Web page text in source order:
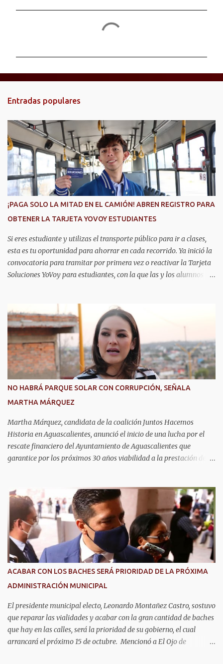
n
t
r
i
o
s
Entradas populares
¡PAGA SOLO LA MITAD EN EL CAMIÓN! ABREN REGISTRO PARA
OBTENER LA TARJETA YOVOY ESTUDIANTES
Si eres estudiante y utilizas el transporte público para ir a clases,
esta es tu oportunidad para ahorrar en cada recorrido. Ya inició la
convocatoria para tramitar por primera vez o reactivar la Tarjeta
Soluciones YoVoy para estudiantes, con la que las y los alumnos
secundaria, bachillerato y universidad en Aguascalientes, quienes
pueden utilizar este descuento durante todo el año, lo cual
representa un importante apoyo para la economía de las familias.
La convocatoria permanecerá abierta durante los meses de agosto,
septiembre y octubre. El trámite se realiza de manera presencial
en las oficinas de la Agencia de Movilidad del Estado de
Aguascalientes (Amovea), ubicadas en el Complejo Tres Centurias,
de lunes a viernes, en un horario de 8:00 a 15:00 horas. Para
realizar el trámite por primera vez se debe presentar acta de
nacimiento, CURP, identificación oficial...
NO HABRÁ PARQUE SOLAR CON CORRUPCIÓN, SEÑALA
MARTHA MÁRQUEZ
Martha Márquez, candidata de la coalición Juntos Hacemos
Historia en Aguascalientes, anunció el inicio de una lucha por el
rescate financiero del Ayuntamiento de Aguascalientes que
garantice por los próximos 30 años viabilidad a la prestación de
necesarias para la cancelación del proyecto de parque solar, como
se anunció en Baja California días atrás con la misma empresa que
se tiene el convenio en Aguascalientes. La candidata del Partido del
Trabajo y Partido Verde manifestó que analizará las estrategias
legales para frenar el endeudamiento con los recursos del
municipio. Advirtió que en caso de ser necesario acudirá con el
presidente de la república Andrés Manuel López Obrador, así como
construir un acuerdo para cancelar este proyecto por su
inviabilidad y serio riesgo de impactar negativamente la calidad
ACABAR CON LOS BACHES SERÁ PRIORIDAD DE LA PRÓXIMA
ADMINISTRACIÓN MUNICIPAL
El presidente municipal electo, Leonardo Montañez Castro, sostuvo
que reparar las vialidades y acabar con la gran cantidad de baches
que hay en las calles, será la prioridad de su gobierno, el cual
arrancará el próximo 15 de octubre. Mencionó a El Ojo de